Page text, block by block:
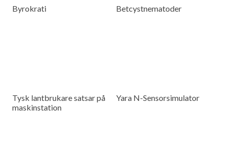
Byrokrati Betcystnematoder
Tysk lantbrukare satsar på
maskinstation
Yara N-Sensorsimulator